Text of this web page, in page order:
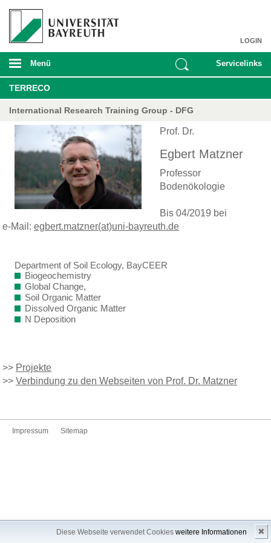
Diese Webseite verwendet Cookies weitere Informationen ✖
LOGIN
Menü Servicelinks
TERRECO
International Research Training Group - DFG
Prof. Dr.
Egbert Matzner
Professor
Bodenökologie
Bis 04/2019 bei
e-Mail: egbert.matzner(at)uni-bayreuth.de
Department of Soil Ecology, BayCEER
Biogeochemistry
Global Change,
Soil Organic Matter
Dissolved Organic Matter
N Deposition
>> Projekte
>> Verbindung zu den Webseiten von Prof. Dr. Matzner
Impressum Sitemap